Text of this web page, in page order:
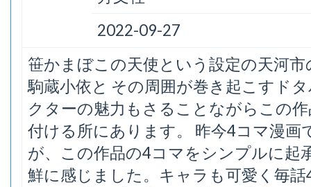
2022-09-27
笹かまぼこの天使という設定の天河
駒蔵小依と その周囲が巻き起こすド
クターの魅力もさることながらこの
付ける所にあります。 昨今4コマ漫
が、この作品の4コマをシンプルに起
鮮に感じました。キャラも可愛く毎